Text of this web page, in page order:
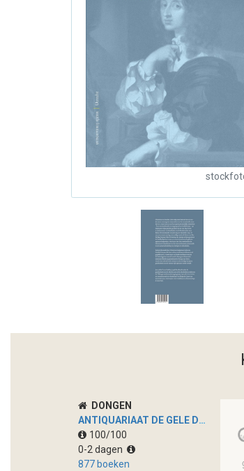
DONGEN
ANTIQUARIAAT DE GELE DEUR
100/100
0-2 dagen
877 boeken